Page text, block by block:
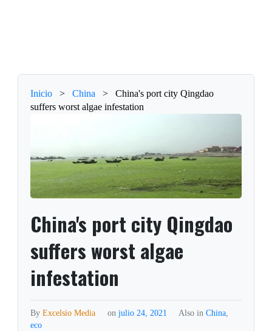
Inicio > China >
China's port city Qingdao
suffers worst algae infestation
China's port city Qingdao
suffers worst algae
infestation
ByExcelsio Media on julio 24, 2021 Also in China,
eco